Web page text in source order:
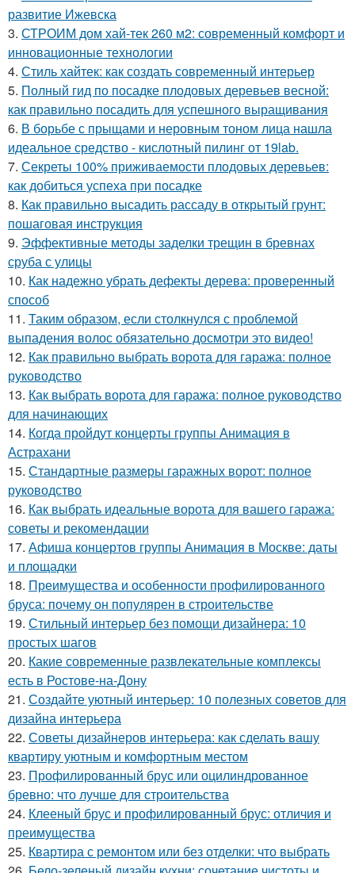
развитие Ижевска
3. СТРОИМ дом хай-тек 260 м2: современный комфорт и
инновационные технологии
4. Стиль хайтек: как создать современный интерьер
5. Полный гид по посадке плодовых деревьев весной:
как правильно посадить для успешного выращивания
6. В борьбе с прыщами и неровным тоном лица нашла
идеальное средство - кислотный пилинг от 19lab.
7. Секреты 100% приживаемости плодовых деревьев:
как добиться успеха при посадке
8. Как правильно высадить рассаду в открытый грунт:
пошаговая инструкция
9. Эффективные методы заделки трещин в бревнах
сруба с улицы
10. Как надежно убрать дефекты дерева: проверенный
способ
11. Таким образом, если столкнулся с проблемой
выпадения волос обязательно досмотри это видео!
12. Как правильно выбрать ворота для гаража: полное
руководство
13. Как выбрать ворота для гаража: полное руководство
для начинающих
14. Когда пройдут концерты группы Анимация в
Астрахани
15. Стандартные размеры гаражных ворот: полное
руководство
16. Как выбрать идеальные ворота для вашего гаража:
советы и рекомендации
17. Афиша концертов группы Анимация в Москве: даты
и площадки
18. Преимущества и особенности профилированного
бруса: почему он популярен в строительстве
19. Стильный интерьер без помощи дизайнера: 10
простых шагов
20. Какие современные развлекательные комплексы
есть в Ростове-на-Дону
21. Создайте уютный интерьер: 10 полезных советов для
дизайна интерьера
22. Советы дизайнеров интерьера: как сделать вашу
квартиру уютным и комфортным местом
23. Профилированный брус или оцилиндрованное
бревно: что лучше для строительства
24. Клееный брус и профилированный брус: отличия и
преимущества
25. Квартира с ремонтом или без отделки: что выбрать